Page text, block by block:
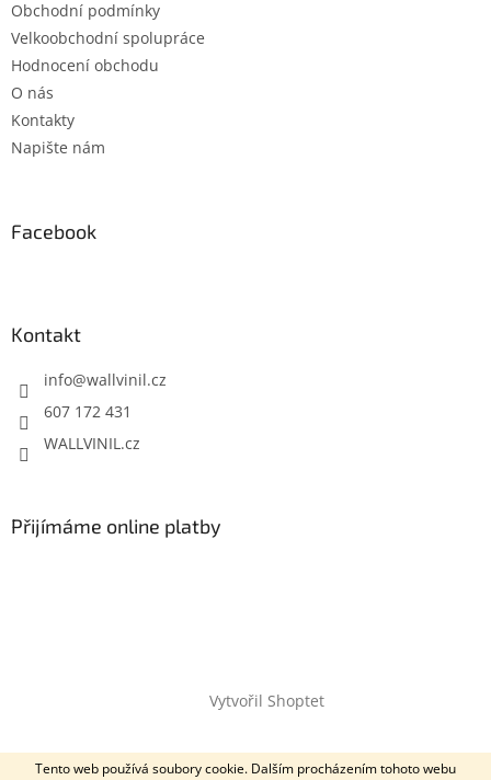
Tento web používá soubory cookie. Dalším procházením tohoto webu
Obchodní podmínky
Velkoobchodní spolupráce
Hodnocení obchodu
O nás
Kontakty
Napište nám
Facebook
Kontakt
info@wallvinil.cz
607 172 431
WALLVINIL.cz
Přijímáme online platby
Vytvořil Shoptet
Copyright 2026Wallvinil.cz. Všechna práva vyhrazena.